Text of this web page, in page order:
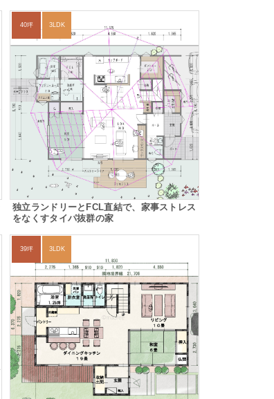
40坪 3LDK
独立ランドリーとFCL直結で、家事ストレス
をなくすタイパ抜群の家
39坪 3LDK